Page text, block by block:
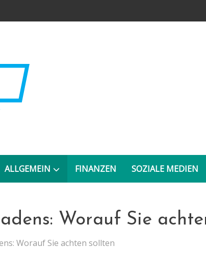
ALLGEMEIN FINANZEN SOZIALE MEDIEN
Worauf Sie
Worauf Sie achten sollten